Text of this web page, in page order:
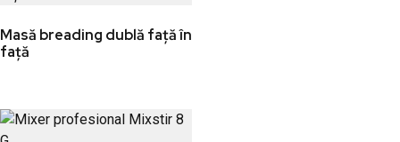
Masă breading dublă față în
față